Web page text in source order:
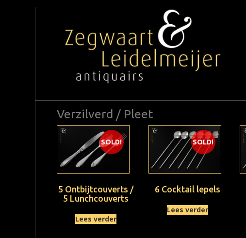
Verzilverd / Pleet
SOLD!
5 Ontbijtcouverts /
5 Lunchcouverts
Lees verder
SOLD!
6 Cocktail lepels
Lees verder